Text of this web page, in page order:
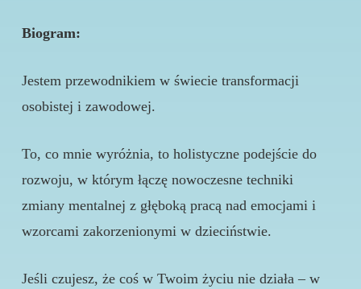
Biogram:
Jestem przewodnikiem w świecie transformacji
osobistej i zawodowej.
To, co mnie wyróżnia, to holistyczne podejście do
rozwoju, w którym łączę nowoczesne techniki
zmiany mentalnej z głęboką pracą nad emocjami i
wzorcami zakorzenionymi w dzieciństwie.
Jeśli czujesz, że coś w Twoim życiu nie działa – w